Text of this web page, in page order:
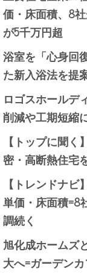
価・床面積、8
が5千万円超
浴室を「心身回
た新入浴法を提
ロゴスホールデ
削減や工期短縮
【トップに聞
密・高断熱住宅
【トレンドナ
単価・床面積=8
調続く
旭化成ホームズ
大へ=ガーデン